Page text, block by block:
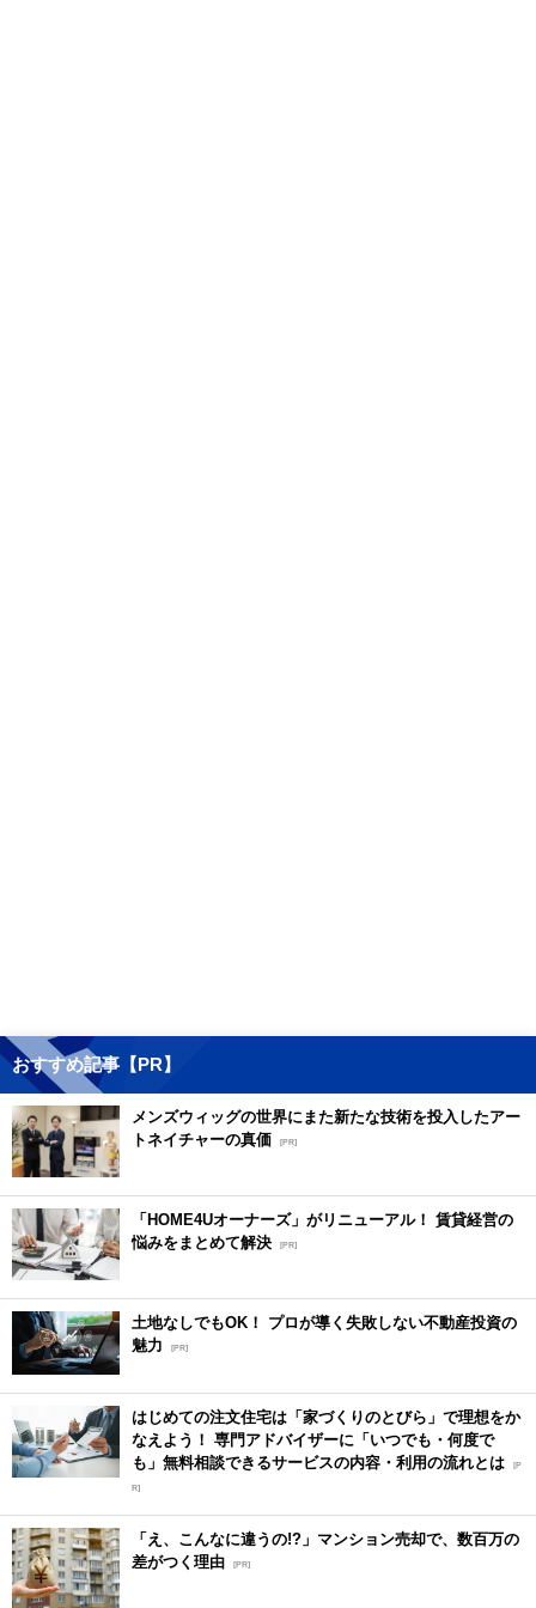
おすすめ記事【PR】
メンズウィッグの世界にまた新たな技術を投入したアー
トネイチャーの真価 [PR]
「HOME4Uオーナーズ」がリニューアル！ 賃貸経営の
悩みをまとめて解決 [PR]
土地なしでもOK！ プロが導く失敗しない不動産投資の
魅力
[PR]
はじめての注文住宅は「家づくりのとびら」で理想をか
なえよう！ 専門アドバイザーに「いつでも・何度で
も」無料相談できるサービスの内容・利用の流れとは [P
R]
「え、こんなに違うの!?」マンション売却で、数百万の
差がつく理由 [PR]